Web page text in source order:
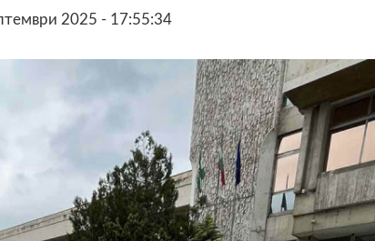
2025 - 17:55:34